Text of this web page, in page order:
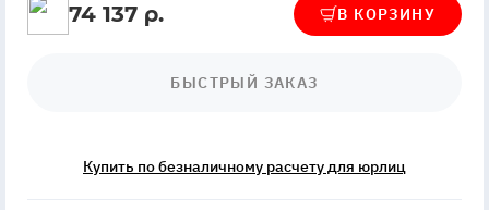
74 137 р. В КОРЗИНУ
БЫСТРЫЙ ЗАКАЗ
Купить по безналичному расчету для юрлиц